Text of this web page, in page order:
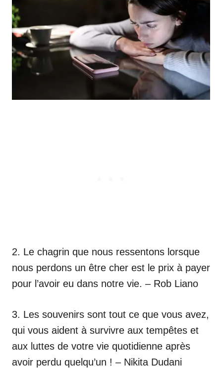
2. Le chagrin que nous ressentons lorsque
nous perdons un être cher est le prix à payer
pour l’avoir eu dans notre vie. – Rob Liano
3. Les souvenirs sont tout ce que vous avez,
qui vous aident à survivre aux tempêtes et
aux luttes de votre vie quotidienne après
avoir perdu quelqu’un ! – Nikita Dudani